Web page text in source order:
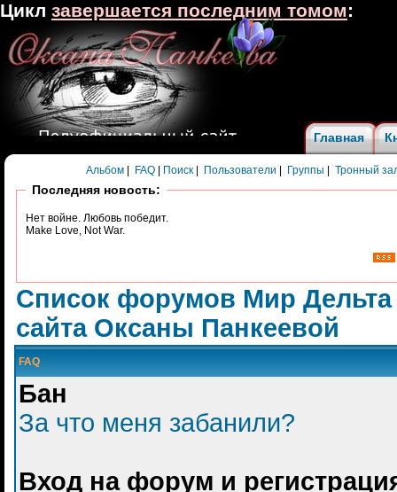
Главная
Альбом FAQ Поиск Пользователи Группы Тронный
Последняя новость:
Нет войне. Любовь победит.
Make Love, Not War.
Список форумов Мир
сайта Оксаны Панкеевой
FAQ
Бан
За что меня забанили?
Вход на форум и
Цикл завершается последним томом: